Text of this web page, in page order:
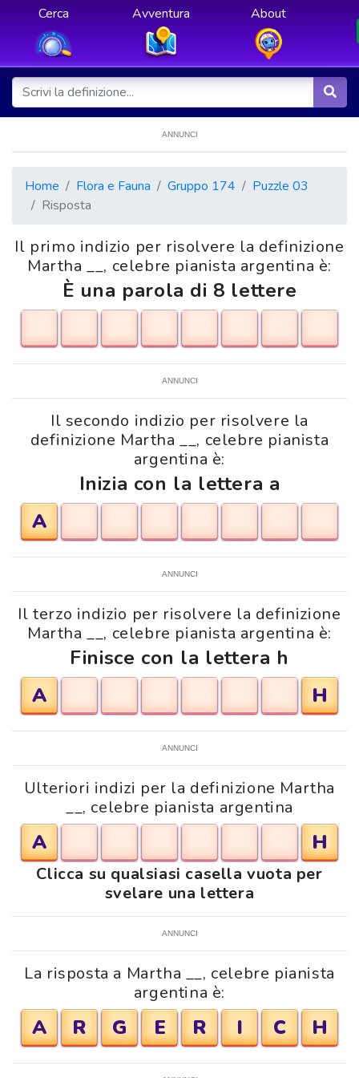
Cerca Avventura About
ANNUNCI
Home Flora e Fauna Gruppo 174
Puzzle 03
Risposta
Il primo indizio per risolvere la definizione
Martha __, celebre pianista argentina è:
È una parola di 8 lettere
ANNUNCI
Il secondo indizio per risolvere la
definizione Martha __, celebre pianista
argentina è:
Inizia con la lettera a
A
ANNUNCI
Il terzo indizio per risolvere la definizione
Martha __, celebre pianista argentina è:
Finisce con la lettera h
A
H
ANNUNCI
Ulteriori indizi per la definizione Martha
__, celebre pianista argentina
A H
Clicca su qualsiasi casella vuota per
svelare una lettera
ANNUNCI
La risposta a Martha __, celebre pianista
argentina è:
A R G E R I C H